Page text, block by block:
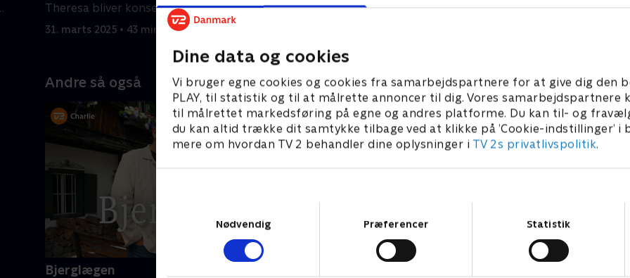
Dine data og cookies
Vi bruger egne cookies og cookies fra samarbejdspartnere for at give dig den
PLAY, til statistik og til at målrette annoncer til dig. Vores samarbejdspartnere
til målrettet markedsføring på egne og andres platforme. Du kan til- og
du kan altid trække dit samtykke tilbage ved at klikke på ’Cookie-indstillinger’ i
mere om hvordan TV 2 behandler dine oplysninger i TV 2s privatlivspolitik.
Nødvendig
Præferencer Statistik
Theresa bliver konsekvenserne
livsfarlige.
31. marts 2025 • 43 min
investormøde, og han satser på sin
Andre så også
Bjerglægen